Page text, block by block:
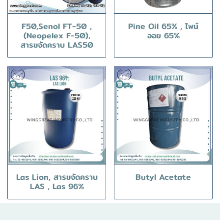
F50,Senol FT-50 ,
(Neopelex F-50),
สารขจัดคราบ LAS50
Pine Oil 65% , ไพน์
ออย 65%
Las Lion, สารขจัดคราบ
LAS , Las 96%
Butyl Acetate